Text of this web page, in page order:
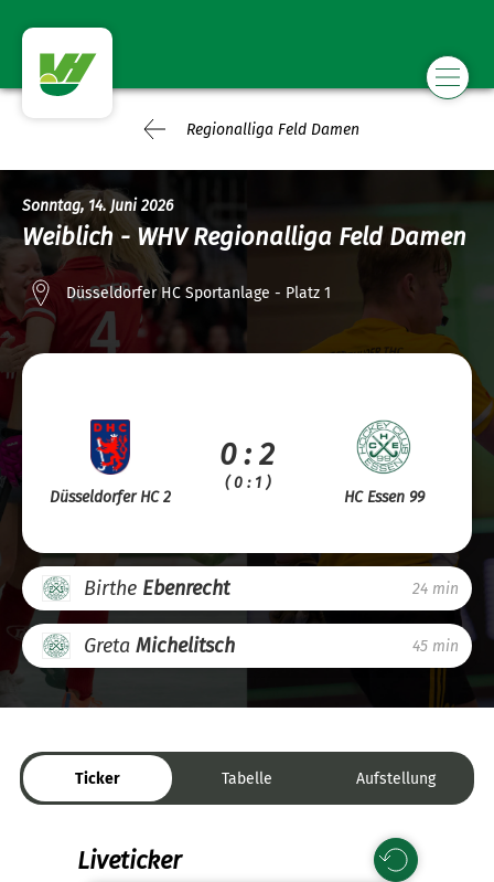
Regionalliga Feld Damen
Sonntag, 14. Juni 2026
Weiblich - WHV Regionalliga Feld Damen
Düsseldorfer HC Sportanlage - Platz 1
Düsseldorfer HC 2
0 : 2
( 0 : 1 )
HC Essen 99
Birthe Ebenrecht 24 min
Greta Michelitsch 45 min
Ticker Tabelle Aufstellung
Liveticker